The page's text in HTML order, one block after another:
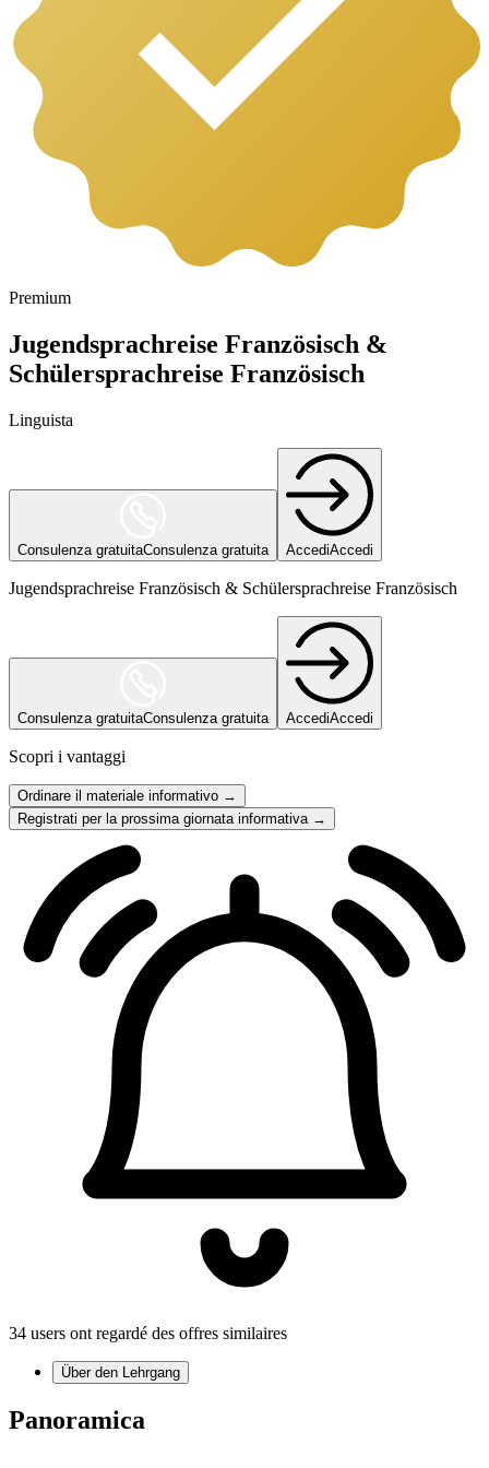
Premium
Jugendsprachreise Französisch &
Schülersprachreise Französisch
Linguista
Consulenza gratuitaConsulenza gratuita AccediAccedi
Jugendsprachreise Französisch & Schülersprachreise Französisch
Consulenza gratuitaConsulenza gratuita AccediAccedi
Scopri i vantaggi
Ordinare il materiale informativo →
Registrati per la prossima giornata informativa →
34 users ont regardé des offres similaires
Über den Lehrgang
Panoramica